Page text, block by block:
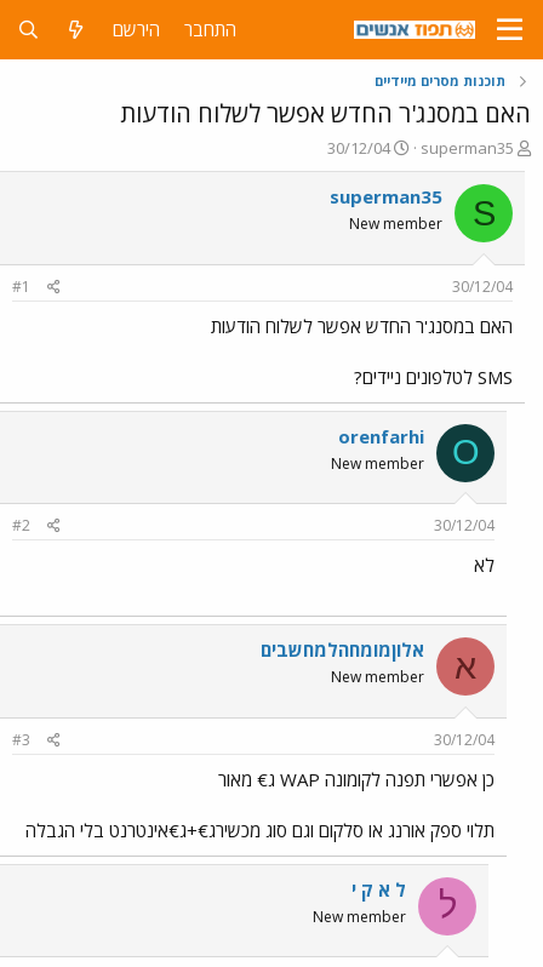
התחבר הירשם
תוכנות מסרים מיידיים
האם במסנג'ר החדש אפשר לשלוח הודעות
פ
ו
ת
ח
ה
ש
א
superman35
פ
ו
ר
ם
ר
30/12/04
S
superman35
New member
30/12/04
#1
האם במסנג'ר החדש אפשר לשלוח הודעות
SMS לטלפונים ניידים?
O
orenfarhi
New member
30/12/04
#2
לא
א אלוןמומחהלמחשבים
New member
30/12/04
#3
כן אפשרי תפנה לקומונה WAP ג€ מאור
תלוי ספק אורנג או סלקום וגם סוג מכשירג€+ג€אינטרנט בלי הגבלה
ל ל א ק י
New member